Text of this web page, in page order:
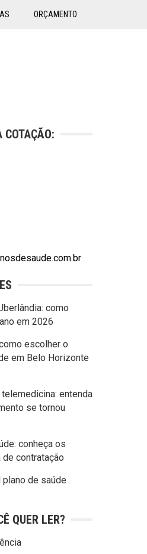
ORÇAMENTO
COTAÇÃO:
como
em 2026
escolher o
em Belo Horizonte
entenda
se tornou
conheça os
contratação
plano de saúde
QUER LER?